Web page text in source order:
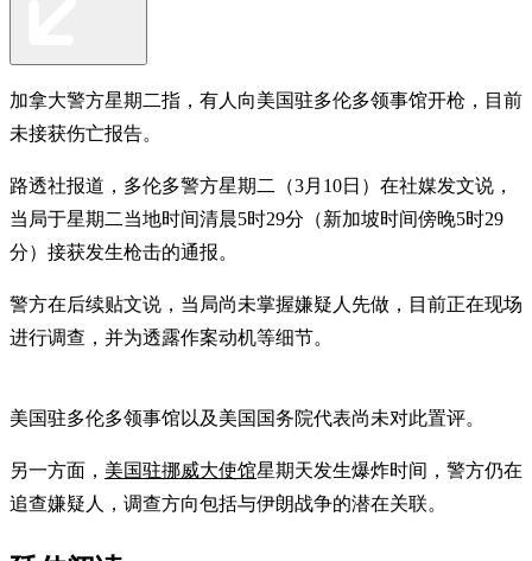
加拿大警方星期二指，有人向美国驻多伦多领事馆开枪，目前
未接获伤亡报告。
路透社报道，多伦多警方星期二（3月10日）在社媒发文说，
当局于星期二当地时间清晨5时29分（新加坡时间傍晚5时29
分）接获发生枪击的通报。
警方在后续贴文说，当局尚未掌握嫌疑人先做，目前正在现场
进行调查，并为透露作案动机等细节。
美国驻多伦多领事馆以及美国国务院代表尚未对此置评。
另一方面， 美国驻挪威大使馆星期天发生爆炸时间，警方仍在
追查嫌疑人，调查方向包括与伊朗战争的潜在关联。